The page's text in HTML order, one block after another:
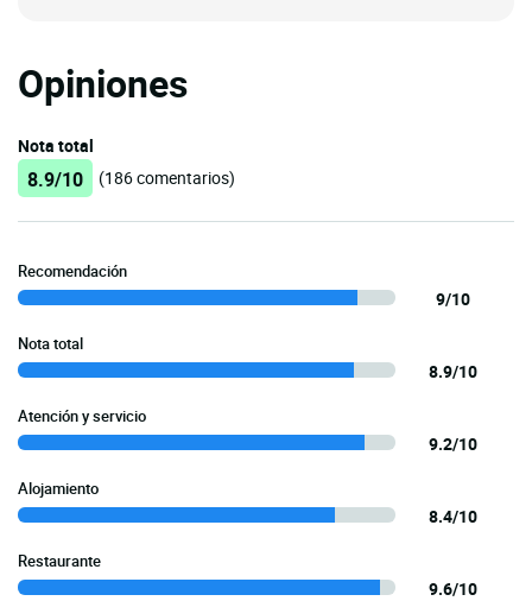
Opiniones
Nota total
8.9/10 (186 comentarios)
Recomendación
9/10
Nota total
8.9/10
Atención y servicio
9.2/10
Alojamiento
8.4/10
Restaurante
9.6/10